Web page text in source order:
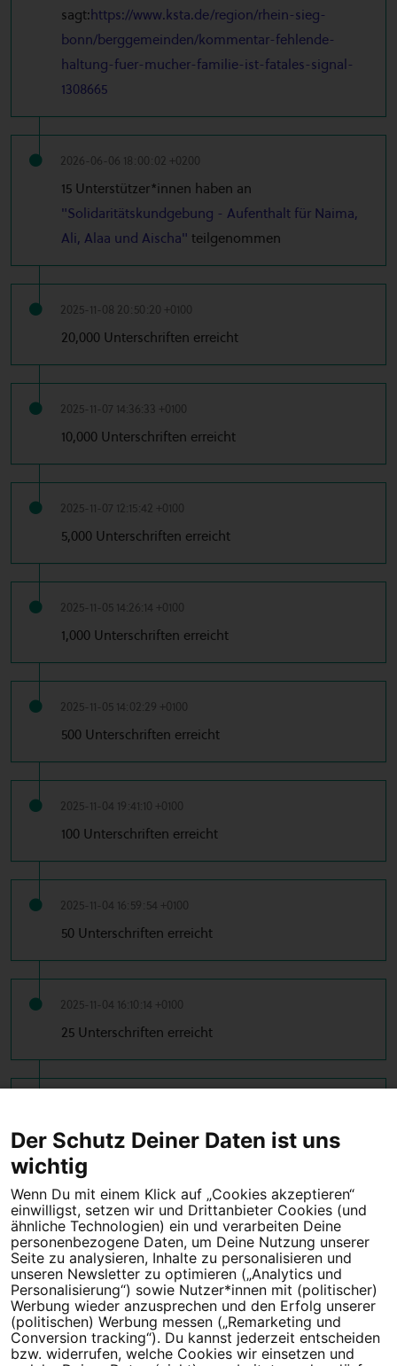
sagt:https://www.ksta.de/region/rhein-sieg-
bonn/berggemeinden/kommentar-fehlende-
haltung-fuer-mucher-familie-ist-fatales-signal-
1308665
2026-06-06 18:00:02 +0200
15 Unterstützer*innen haben an
"Solidaritätskundgebung - Aufenthalt für Naima,
Ali, Alaa und Aischa" teilgenommen
2025-11-08 20:50:20 +0100
20,000 Unterschriften erreicht
2025-11-07 14:36:33 +0100
10,000 Unterschriften erreicht
2025-11-07 12:15:42 +0100
5,000 Unterschriften erreicht
2025-11-05 14:26:14 +0100
1,000 Unterschriften erreicht
2025-11-05 14:02:29 +0100
500 Unterschriften erreicht
2025-11-04 19:41:10 +0100
100 Unterschriften erreicht
2025-11-04 16:59:54 +0100
50 Unterschriften erreicht
2025-11-04 16:10:14 +0100
25 Unterschriften erreicht
10 Unterschriften erreicht
Tipps für deine Petition
Darum WeAct
Partnerprogramm
Erfolgreiche Petitionen
FAQs
Nutzungsbedingungen
Der Schutz Deiner Daten ist uns
wichtig
Wenn Du mit einem Klick auf „Cookies akzeptieren“
einwilligst, setzen wir und Drittanbieter Cookies (und
ähnliche Technologien) ein und verarbeiten Deine
personenbezogene Daten, um Deine Nutzung unserer
Seite zu analysieren, Inhalte zu personalisieren und
unseren Newsletter zu optimieren („Analytics und
Personalisierung“) sowie Nutzer*innen mit (politischer)
Werbung wieder anzusprechen und den Erfolg unserer
(politischen) Werbung messen („Remarketing und
Conversion tracking“). Du kannst jederzeit entscheiden
bzw. widerrufen, welche Cookies wir einsetzen und